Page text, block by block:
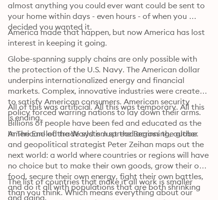
almost anything you could ever want could be sent to
your home within days - even hours - of when you
decided you wanted it.
America made that happen, but now America has lost
interest in keeping it going.
Globe-spanning supply chains are only possible with
the protection of the U.S. Navy. The American dollar
underpins internationalized energy and financial
markets. Complex, innovative industries were created
to satisfy American consumers. American security
policy forced warring nations to lay down their arms.
Billions of people have been fed and educated as the
American-led trade system spread across the globe.
All of this was artificial. All this was temporary. All this
is ending.
In The End of the World is Just the Beginning, author
and geopolitical strategist Peter Zeihan maps out the
next world: a world where countries or regions will have
no choice but to make their own goods, grow their own
food, secure their own energy, fight their own battles,
and do it all with populations that are both shrinking
and aging.
The list of countries that make it all work is smaller
than you think. Which means everything about our